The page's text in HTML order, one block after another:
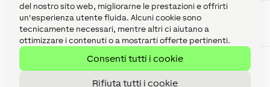
del nostro sito web, migliorarne le prestazioni e offrirti
un'esperienza utente fluida. Alcuni cookie sono
tecnicamente necessari, mentre altri ci aiutano a
ottimizzare i contenuti o a mostrarti offerte pertinenti.
Consenti tutti i cookie
Rifiuta tutti i cookie
Livello
batteria
Fornisce
l'attuale
livello della
batteria.
%
Indica che la
batteria è
scarica, la
batteria deve